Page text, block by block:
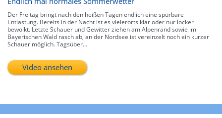
Der Freitag bringt nach den heißen Tagen endlich eine spürbare
Entlastung. Bereits in der Nacht ist es vielerorts klar oder nur locker
bewölkt. Letzte Schauer und Gewitter ziehen am Alpenrand sowie im
Bayerischen Wald rasch ab, an der Nordsee ist vereinzelt noch ein kurzer
Schauer möglich. Tagsüber...
Video ansehen